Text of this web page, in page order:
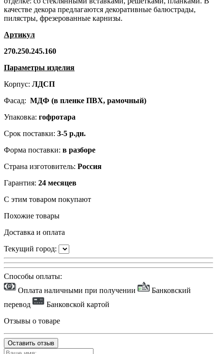
качестве декора предлагаются декоративные балюстрады,
пилястры, фрезерованные карнизы.
Артикул
270.250.245.160
Параметры изделия
Корпус: ЛДСП
Фасад: МДФ (в пленке ПВХ, рамочный)
Упаковка: гофротара
Срок поставки: 3-5 р.дн.
Форма поставки: в разборе
Страна изготовитель: Россия
Гарантия: 24 месяцев
С этим товаром покупают
Похожие товары
Доставка и оплата
Текущий город:
Способы оплаты:
Оплата наличными при получении
Банковский
перевод
Банковской картой
Отзывы о товаре
Оставить отзыв